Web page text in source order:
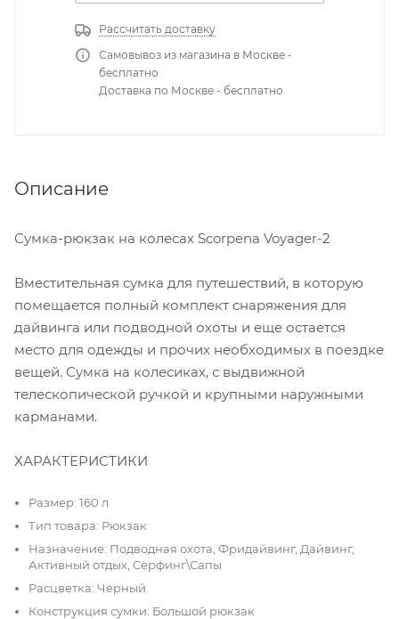
Рассчитать доставку
Самовывоз из магазина в Москве -
бесплатно
Доставка по Москве - бесплатно
Описание
Сумка-рюкзак на колесах Scorpena Voyager-2
Вместительная сумка для путешествий, в которую
помещается полный комплект снаряжения для
дайвинга или подводной охоты и еще остается
место для одежды и прочих необходимых в поездке
вещей. Сумка на колесиках, с выдвижной
телескопической ручкой и крупными наружными
карманами.
ХАРАКТЕРИСТИКИ
Размер: 160 л
Тип товара: Рюкзак
Назначение: Подводная охота, Фридайвинг, Дайвинг,
Активный отдых, Сёрфинг\Сапы
Расцветка: Чёрный
Конструкция сумки: Большой рюкзак